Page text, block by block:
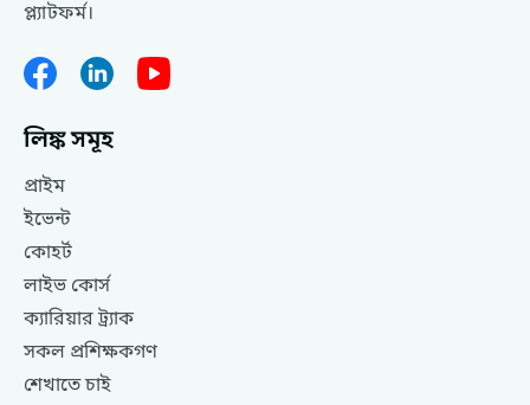
প্ল্যাটফর্ম।
লিঙ্ক সমূহ
প্রাইম
ইভেন্ট
কোহর্ট
লাইভ কোর্স
ক্যারিয়ার ট্র্যাক
সকল প্রশিক্ষকগণ
শেখাতে চাই